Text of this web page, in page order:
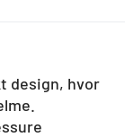
design, hvor